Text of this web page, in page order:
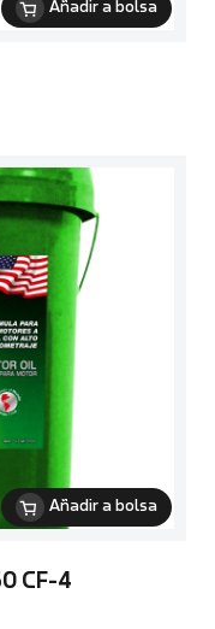
Añadir a bolsa
Añadir a bolsa
CF-4